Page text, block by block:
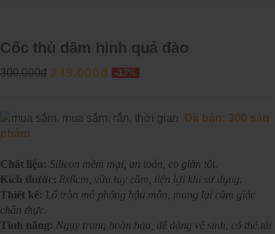
Cốc thủ dâm hình quả đào
300.000đ 249.000đ -17%
Đã bán: 300 sản
phẩm
Chất liệu: Silicon mềm mại, an toàn, co giãn tốt.
Kích thước: 8x8cm, vừa tay cầm, tiện lợi khi sử dụng.
Thiết kế: Lỗ tròn mô phỏng hậu môn, mang lại cảm giác
chân thực.
Tính năng: Ngụy trang hoàn hảo, dễ dàng vệ sinh, có thể tái